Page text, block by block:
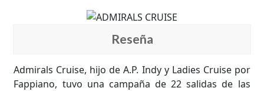
Reseña
Admirals Cruise, hijo de A.P. Indy y Ladies Cruise por
Fappiano, tuvo una campaña de 22 salidas de las